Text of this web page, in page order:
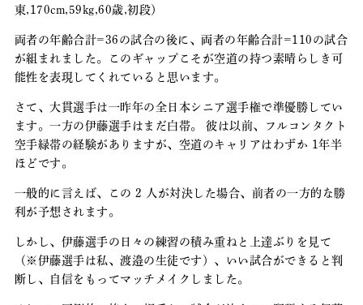
東,170cm,59kg,60歳,初段）
両者の年齢合計=36の試合の後に、両者の年齢合計=110の試合
が組まれました。このギャップこそが空道の持つ素晴らしき可
能性を表現してくれていると思います。
さて、大貫選手は一昨年の全日本シニア選手権で準優勝してい
ます。一方の伊藤選手はまだ白帯。 彼は以前、フルコンタクト
空手緑帯の経験がありますが、空道のキャリアはわずか 1年半
ほどです。
一般的に言えば、この 2 人が対決した場合、前者の一方的な勝
利が予想されます。
しかし、伊藤選手の日々の練習の積み重ねと上達ぶりを見て
（※伊藤選手は私、渡邉の生徒です）、いい試合ができると判
断し、自信をもってマッチメイクしました。